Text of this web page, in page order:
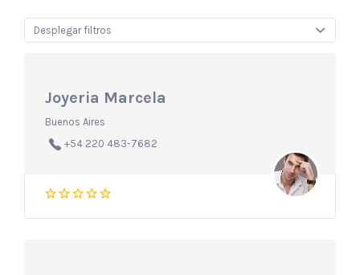
Desplegar filtros
Joyeria Marcela
Buenos Aires
+54 220 483-7682